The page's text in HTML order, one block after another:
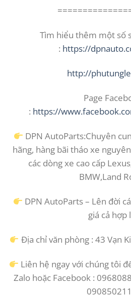
Tìm hiểu thêm một số
: https://
http://
Page
: https://
DPN AutoParts:Chuyên
hãng, hàng bãi tháo xe
các dòng xe cao cấp
BMW,Land
DPN AutoParts – Lên đời
giá cả hợp
Địa chỉ văn phòng : 43 Vạn
Liên hệ ngay với chúng tôi
Zalo hoặc Facebook :